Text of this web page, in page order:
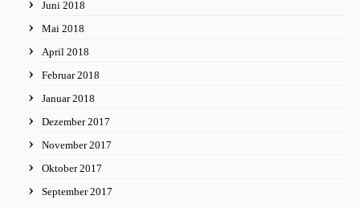
Juni 2018
Mai 2018
April 2018
Februar 2018
Januar 2018
Dezember 2017
November 2017
Oktober 2017
September 2017